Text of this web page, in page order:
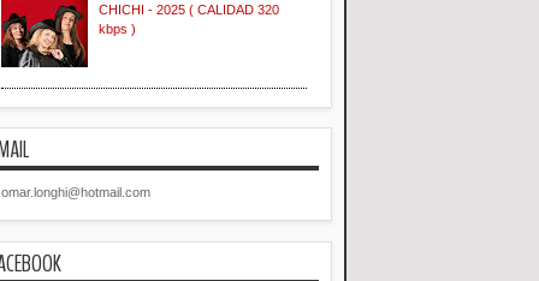
CHICHI - 2025 ( CALIDAD 320
kbps )
omar.longhi@hotmail.com